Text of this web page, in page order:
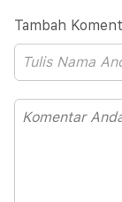
Tambah